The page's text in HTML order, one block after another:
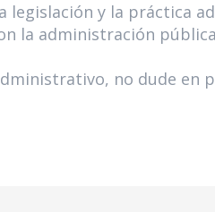
y la práctica
la administración
no dude en